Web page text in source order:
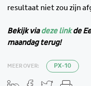
resultaat niet zou zijn
Bekijk viadeze linkde
maandag terug!
MEER OVER: PX-10